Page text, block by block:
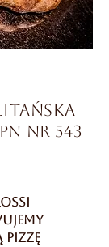
Nr 543